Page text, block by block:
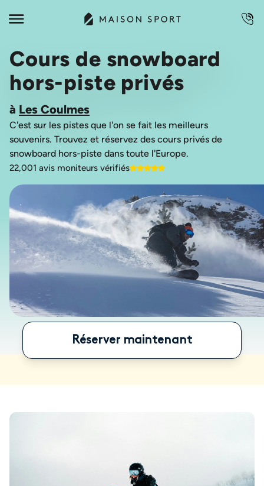
Cours de snowboard
hors-piste privés
à Les Coulmes
C'est sur les pistes que l'on se fait les meilleurs
souvenirs. Trouvez et réservez des cours privés de
22,001 avis moniteurs vérifiés
Réserver maintenant